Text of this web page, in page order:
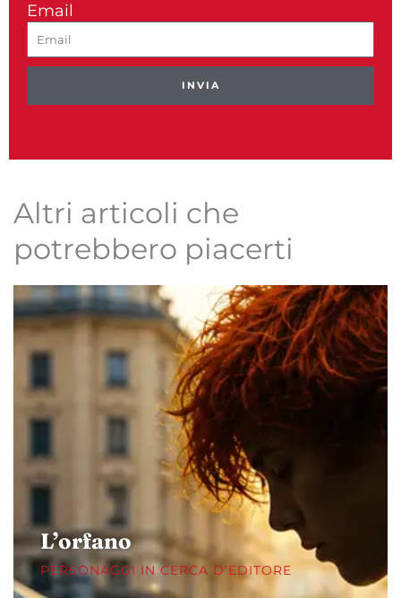
Email
INVIA
Altri articoli che
potrebbero piacerti
L’orfano
PERSONAGGI IN CERCA D’EDITORE